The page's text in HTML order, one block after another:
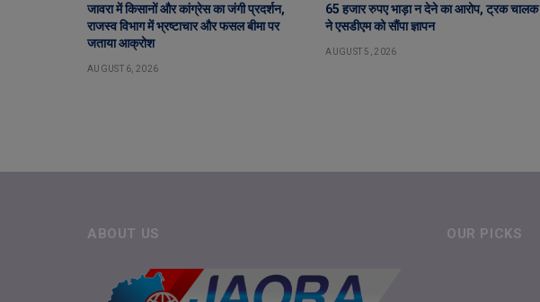
जावरा में किसानों और कांग्रेस का जंगी प्रदर्शन,
राजस्व विभाग में भ्रष्टाचार और फसल बीमा पर
जताया आक्रोश
AUGUST 6, 2026
65 हजार रुपए भाड़ा न देने का आरोप, ट्रक चालक
ने एसडीएम को सौंपा ज्ञापन
AUGUST 5, 2026
ABOUT US OUR PICKS